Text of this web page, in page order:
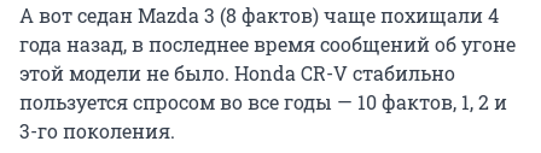
А вот седан Mazda 3 (8 фактов) чаще похищали 4
года назад, в последнее время сообщений об угоне
этой модели не было. Honda CR-V стабильно
пользуется спросом во все годы — 10 фактов, 1, 2 и
3-го поколения.